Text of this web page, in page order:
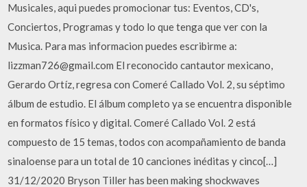
Musicales, aqui puedes promocionar tus: Eventos, CD's,
Conciertos, Programas y todo lo que tenga que ver con la
Musica. Para mas informacion puedes escribirme a:
lizzman726@gmail.com El reconocido cantautor mexicano,
Gerardo Ortíz, regresa con Comeré Callado Vol. 2, su séptimo
álbum de estudio. El álbum completo ya se encuentra disponible
en formatos físico y digital. Comeré Callado Vol. 2 está
compuesto de 15 temas, todos con acompañamiento de banda
sinaloense para un total de 10 canciones inéditas y cinco[…]
31/12/2020 Bryson Tiller has been making shockwaves